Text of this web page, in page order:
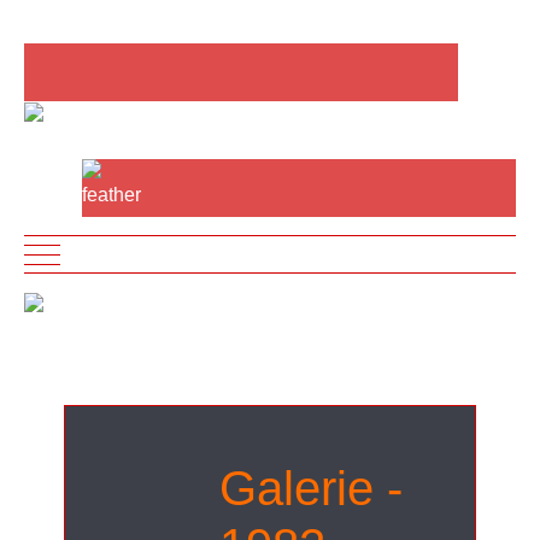
Mobile Menu Toggle
Galerie -